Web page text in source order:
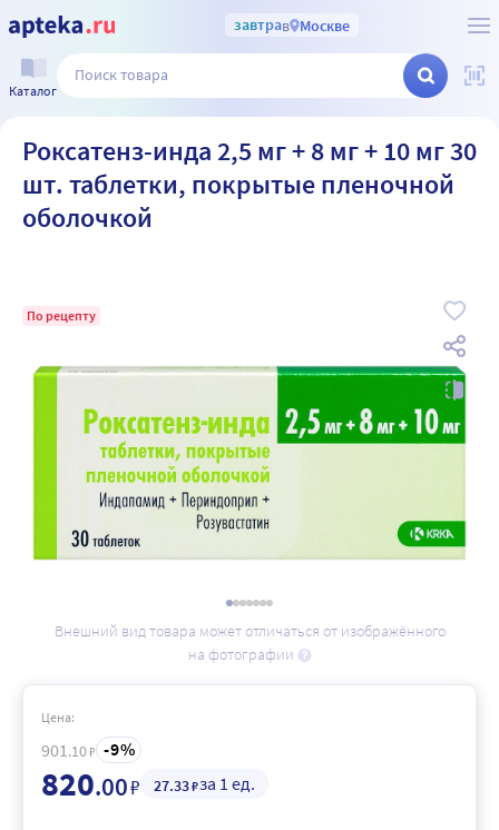
завтрав Москве
Каталог
Роксатенз-инда 2,5 мг + 8 мг + 10 мг 30
шт. таблетки, покрытые пленочной
оболочкой
По рецепту
Внешний вид товара может отличаться от изображённого
на фотографии
Цена:
901 .10₽ 9
820.00₽ 27.33₽за 1 ед.